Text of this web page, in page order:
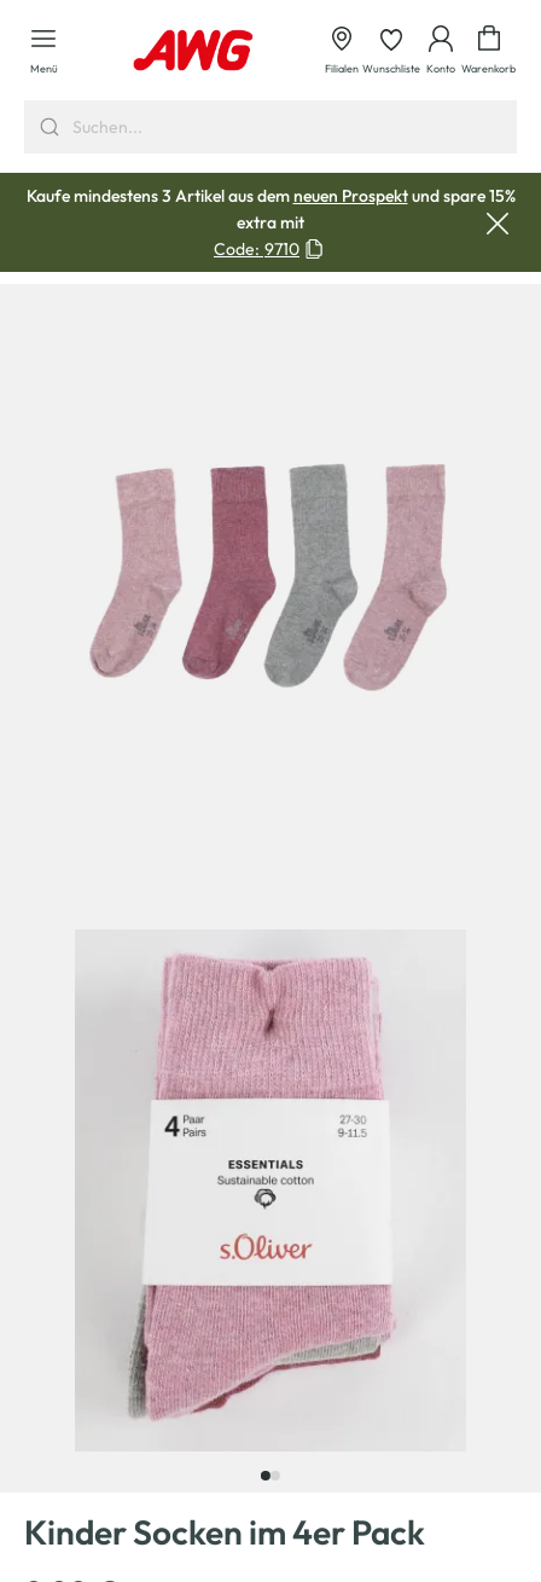
springen
Menü Filialen Wunschliste Konto Warenkorb
Kaufe mindestens 3 Artikel aus demneuen Prospektund spare 15%
extra mit
Code: 9710
Kinder Socken im 4er Pack